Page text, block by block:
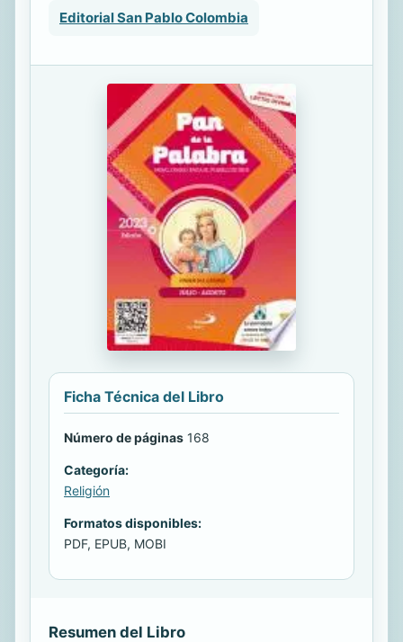
Editorial San Pablo Colombia
Ficha Técnica del Libro
Número de páginas 168
Categoría:
Religión
Formatos disponibles:
PDF, EPUB, MOBI
Resumen del Libro